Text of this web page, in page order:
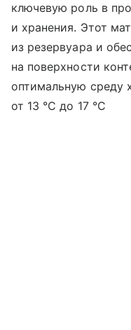
ключевую роль в
и хранения. Этот
из резервуара и
на поверхности
оптимальную среду
от 13 °C до 17 °C